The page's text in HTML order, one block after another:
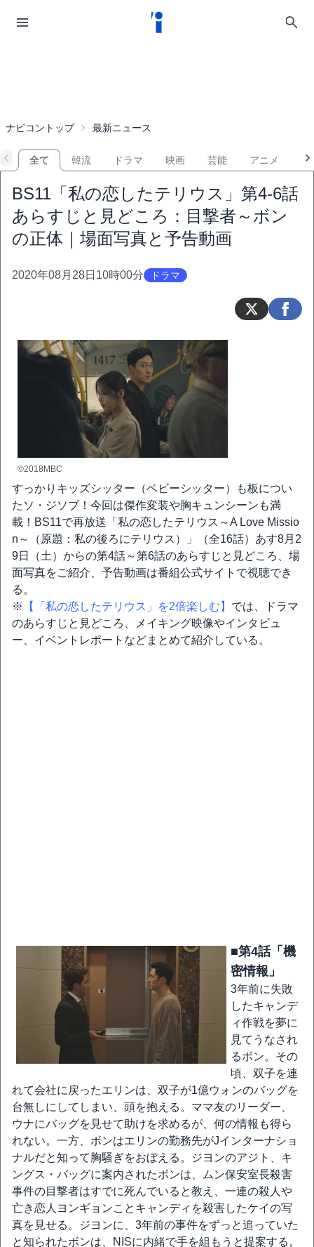
ナビコントップ 最新ニュース
全て 韓流 ドラマ 映画 芸能 アニメ
BS11「私の恋したテリウス」第4-6話
あらすじと見どころ：目撃者～ボン
の正体｜場面写真と予告動画
2020年08月28日10時00分 ドラマ
©2018MBC
すっかりキッズシッター（ベビーシッター）も板につい
たソ・ジソブ！今回は傑作変装や胸キュンシーンも満
載！BS11で再放送「私の恋したテリウス～A Love Missio
n～（原題：私の後ろにテリウス）」（全16話）あす8月2
9日（土）からの第4話～第6話のあらすじと見どころ、場
面写真をご紹介、予告動画は番組公式サイトで視聴でき
る。
※
【「私の恋したテリウス」を2倍楽しむ】 では、ドラマ
のあらすじと見どころ、メイキング映像やインタビュ
ー、イベントレポートなどまとめて紹介している。
■第4話「機
密情報」
3年前に失敗
したキャンデ
ィ作戦を夢に
見てうなされ
るボン。その
頃、双子を連
れて会社に戻ったエリンは、双子が1億ウォンのバッグを
台無しにしてしまい、頭を抱える。ママ友のリーダー、
ウナにバッグを見せて助けを求めるが、何の情報も得ら
れない。一方、ボンはエリンの勤務先がJインターナショ
ナルだと知って胸騒ぎをおぼえる。ジヨンのアジト、キ
ングス・バッグに案内されたボンは、ムン保安室長殺害
事件の目撃者はすでに死んでいると教え、一連の殺人や
亡き恋人ヨンギョンことキャンディを殺害したケイの写
真を見せる。ジヨンに、3年前の事件をずっと追っていた
と知られたボンは、NISに内緒で手を組もうと提案する。